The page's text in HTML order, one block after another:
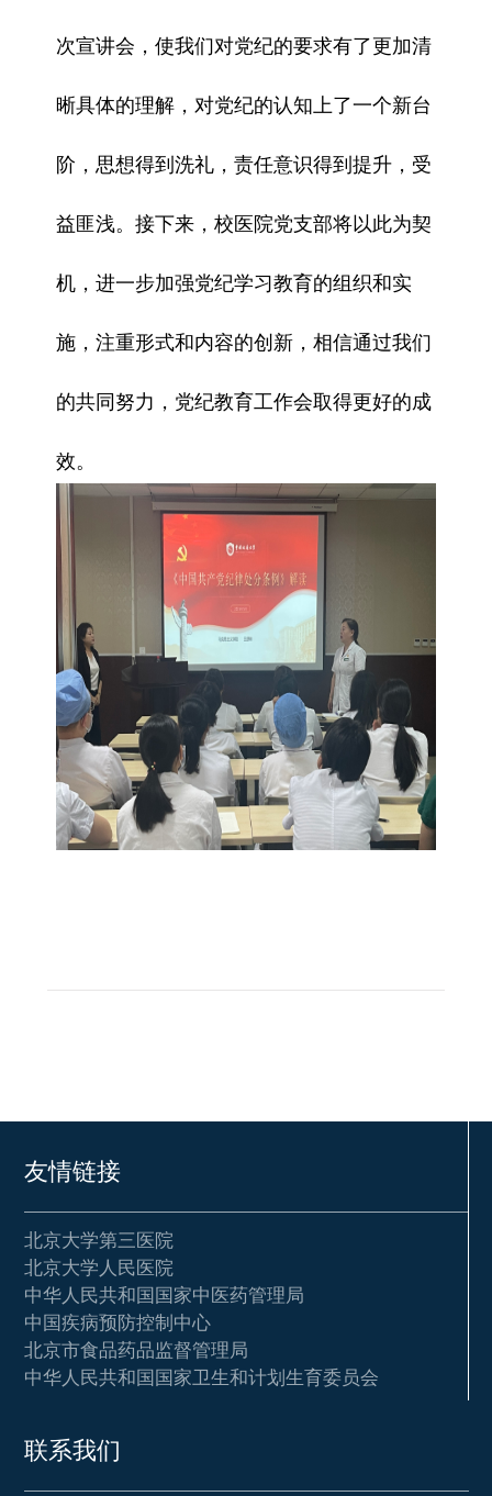
次宣讲会，使我们对党纪的要求有了更加清
晰具体的理解，对党纪的认知上了一个新台
阶，思想得到洗礼，责任意识得到提升，受
益匪浅。接下来，校医院党支部将以此为契
机，进一步加强党纪学习教育的组织和实
施，注重形式和内容的创新，相信通过我们
的共同努力，党纪教育工作会取得更好的成
效。
友情链接
北京大学第三医院
北京大学人民医院
中华人民共和国国家中医药管理局
中国疾病预防控制中心
北京市食品药品监督管理局
中华人民共和国国家卫生和计划生育委员会
联系我们